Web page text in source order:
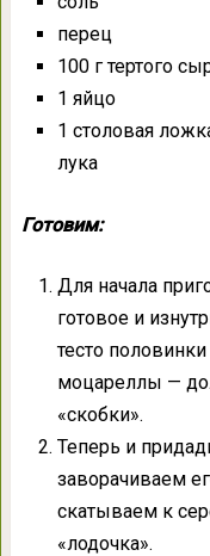
перец
100 г тертого
1 яйцо
1 столовая
лука
Готовим:
Для начала
готовое и
тесто
моцареллы —
«скобки».
Теперь и
заворачиваем
скатываем к
«лодочка».